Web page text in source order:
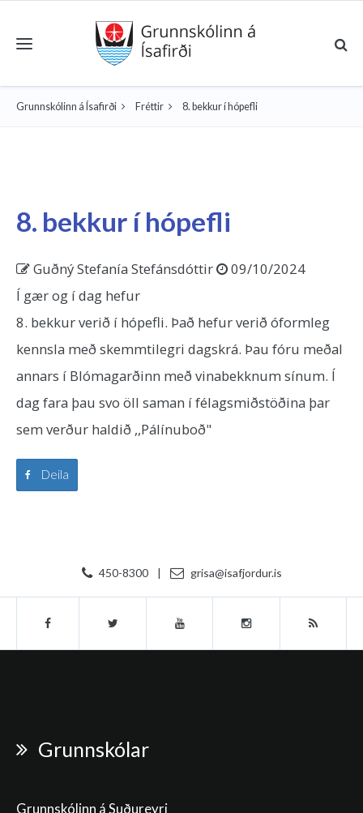
Toggle navigation
Grunnskólinn á Ísafirði Fréttir 8. bekkur í hópefli
8. bekkur í hópefli
Guðný Stefanía Stefánsdóttir
09/10/2024
Í gær og í dag hefur
8. bekkur verið í hópefli. Það hefur verið óformleg
kennsla með skemmtilegri dagskrá. Þau fóru meðal
annars í Blómagarðinn með vinabekknum sínum. Í
dag fara þau svo öll saman í félagsmiðstöðina þar
sem verður haldið ,,Pálínuboð"
Deila
450-8300 | grisa@isafjordur.is
Grunnskólar
Grunnskólinn á Suðureyri